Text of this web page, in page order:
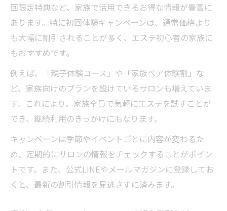
回限定特典など、家族で活用できるお得な情報が豊富に
あります。特に初回体験キャンペーンは、通常価格より
も大幅に割引されることが多く、エステ初心者の家族に
もおすすめです。
例えば、「親子体験コース」や「家族ペア体験割」な
ど、家族向けのプランを設けているサロンも増えていま
す。これにより、家族全員で気軽にエステを試すことが
でき、継続利用のきっかけにもなります。
キャンペーンは季節やイベントごとに内容が変わるた
め、定期的にサロンの情報をチェックすることがポイン
トです。また、公式LINEやメールマガジンに登録してお
くと、最新の割引情報を見逃さずに済みます。